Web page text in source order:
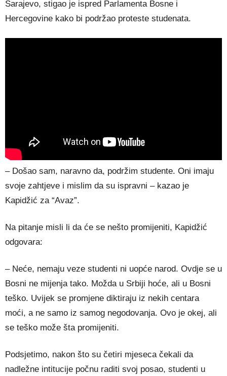
Sarajevo, stigao je ispred Parlamenta Bosne i
Hercegovine kako bi podržao proteste studenata.
– Došao sam, naravno da, podržim studente. Oni imaju
svoje zahtjeve i mislim da su ispravni – kazao je
Kapidžić za “Avaz”.
Na pitanje misli li da će se nešto promijeniti, Kapidžić
odgovara:
– Neće, nemaju veze studenti ni uopće narod. Ovdje se u
Bosni ne mijenja tako. Možda u Srbiji hoće, ali u Bosni
teško. Uvijek se promjene diktiraju iz nekih centara
moći, a ne samo iz samog negodovanja. Ovo je okej, ali
se teško može šta promijeniti.
Podsjetimo, nakon što su četiri mjeseca čekali da
nadležne intitucije počnu raditi svoj posao, studenti u